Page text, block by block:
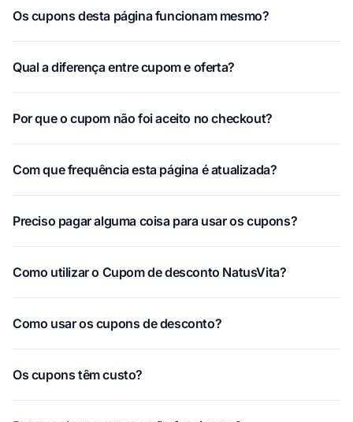
Os cupons desta página funcionam mesmo?
Qual a diferença entre cupom e oferta?
Por que o cupom não foi aceito no checkout?
Com que frequência esta página é atualizada?
Preciso pagar alguma coisa para usar os cupons?
Como utilizar o Cupom de desconto NatusVita?
Como usar os cupons de desconto?
Os cupons têm custo?